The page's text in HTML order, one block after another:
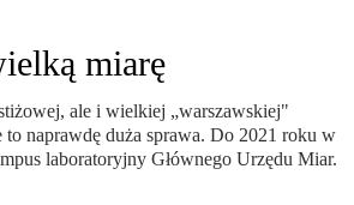
miarę
ale i wielkiej „warszawskiej"
naprawdę duża sprawa. Do 2021 roku w
laboratoryjny Głównego Urzędu Miar.